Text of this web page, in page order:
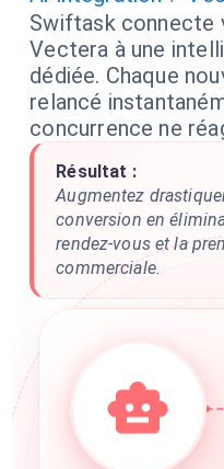
Swiftask connecte
Vectera à une
dédiée. Chaque
relancé
concurrence ne
Résultat :
Augmentez
conversion en
rendez-vous et la
commerciale.